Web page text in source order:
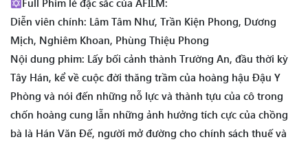
Full Phim lẻ đặc sắc của AFILM:
Diễn viên chính: Lâm Tâm Như, Trần Kiện Phong, Dương
Mịch, Nghiêm Khoan, Phùng Thiệu Phong
Nội dung phim: Lấy bối cảnh thành Trường An, đầu thời kỳ
Tây Hán, kể về cuộc đời thăng trầm của hoàng hậu Đậu Y
Phòng và nói đến những nỗ lực và thành tựu của cô trong
chốn hoàng cung lẫn những ảnh hưởng tích cực của chồng
bà là Hán Văn Đế, người mở đường cho chính sách thuế và